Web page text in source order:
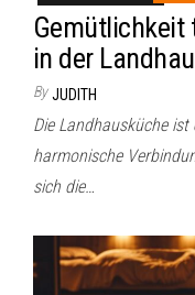
in der
By JUDITH
Die Landhausküche
harmonische
sich die…